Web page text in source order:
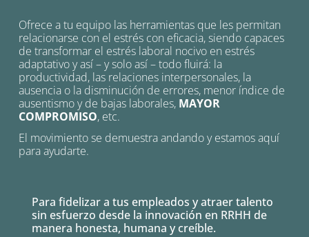
Ofrece a tu equipo las herramientas que les permitan
relacionarse con el estrés con eficacia, siendo capaces
de transformar el estrés laboral nocivo en estrés
adaptativo y así – y solo así – todo fluirá: la
productividad, las relaciones interpersonales, la
ausencia o la disminución de errores, menor índice de
ausentismo y de bajas laborales, MAYOR
COMPROMISO, etc.
El movimiento se demuestra andando y estamos aquí
para ayudarte.
Para fidelizar a tus empleados y atraer talento
sin esfuerzo desde la innovación en RRHH de
manera honesta, humana y creíble.